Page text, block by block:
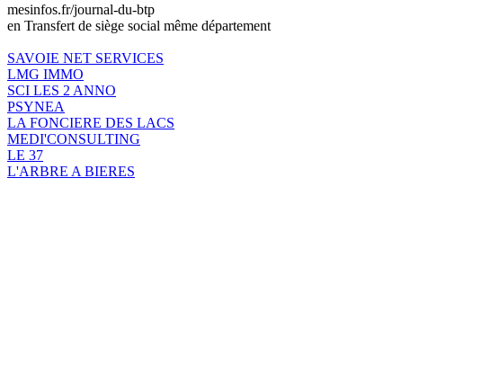
mesinfos.fr/journal-du-btp
en Transfert de siège social même département
SAVOIE NET SERVICES
LMG IMMO
SCI LES 2 ANNO
PSYNEA
LA FONCIERE DES LACS
MEDI'CONSULTING
LE 37
L'ARBRE A BIERES